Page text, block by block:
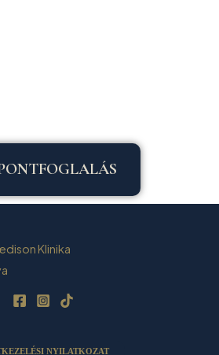
Klinika
NYILATKOZAT